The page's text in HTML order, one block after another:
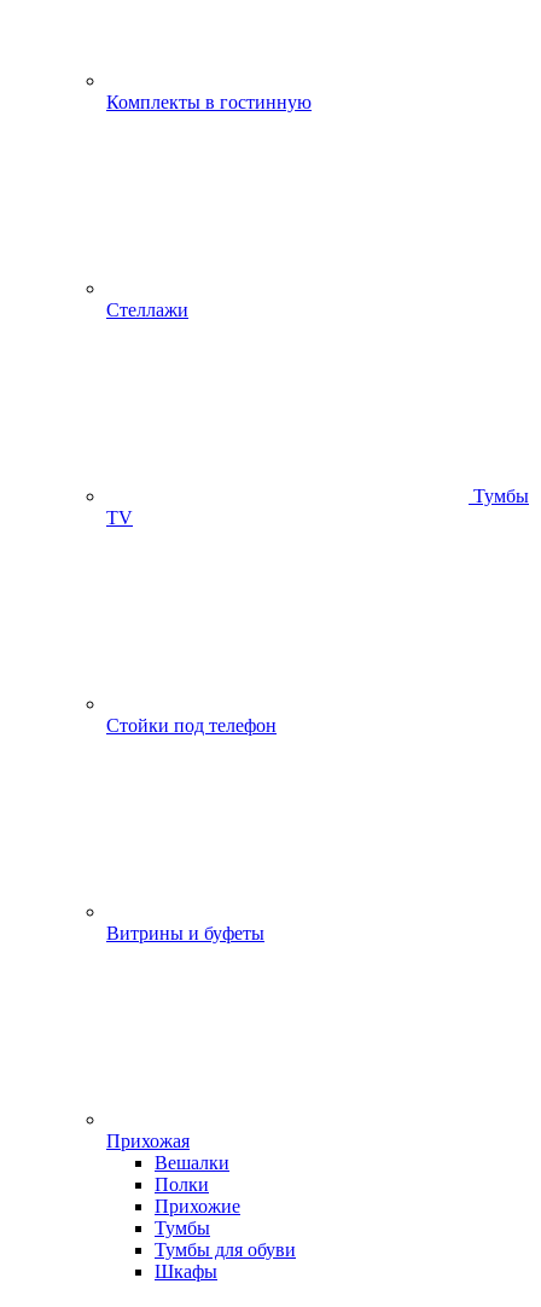
Комплекты в гостинную
Стеллажи
Тумбы
ТV
Стойки под телефон
Витрины и буфеты
Прихожая
Вешалки
Полки
Прихожие
Тумбы
Тумбы для обуви
Шкафы